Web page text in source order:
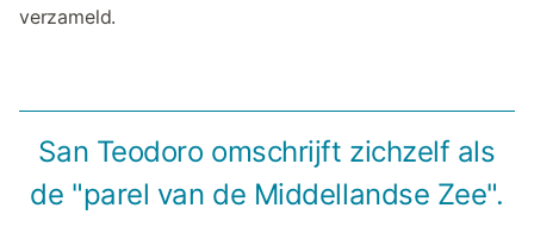
verzameld.
San Teodoro omschrijft zichzelf als
de "parel van de Middellandse Zee".